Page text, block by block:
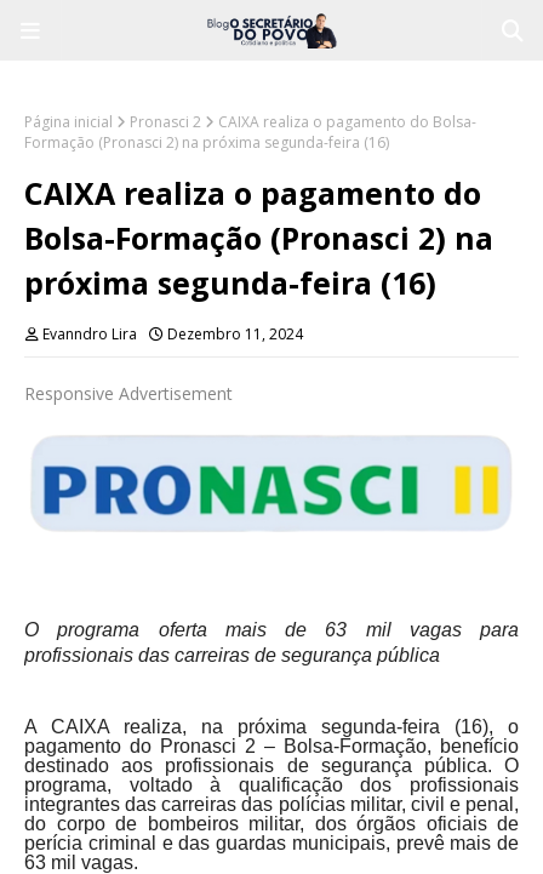
Página inicial Pronasci 2
CAIXA realiza o pagamento do Bolsa-
Formação (Pronasci 2) na próxima segunda-feira (16)
CAIXA realiza o pagamento do
Bolsa-Formação (Pronasci 2) na
próxima segunda-feira (16)
Evanndro Lira Dezembro 11, 2024
Responsive Advertisement
O programa oferta mais de 63 mil vagas para
profissionais das carreiras de segurança pública
A CAIXA realiza, na próxima segunda-feira (16), o
pagamento do Pronasci 2 – Bolsa-Formação, benefício
destinado aos profissionais de segurança pública. O
programa, voltado à qualificação dos profissionais
integrantes das carreiras das polícias militar, civil e penal,
do corpo de bombeiros militar, dos órgãos oficiais de
perícia criminal e das guardas municipais, prevê mais de
63 mil vagas.